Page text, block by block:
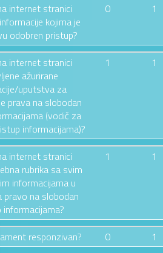
internet stranici
kojima je
odobren pristup?
0 1
internet stranici
ažurirane
uputstva za
prava na slobodan
(vodič za
informacijama)?
1 1
internet stranici
rubrika sa svim
informacijama u
pravo na slobodan
informacijama?
1 1
responzivan? 0
1